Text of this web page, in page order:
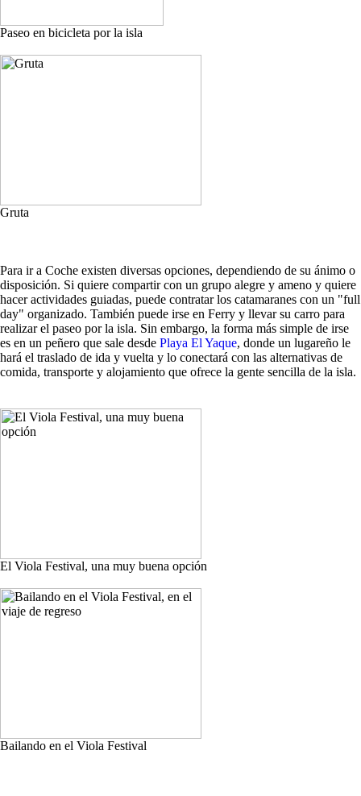
Paseo en bicicleta por la isla
Gruta
Para ir a Coche existen diversas opciones, dependiendo de su ánimo o
disposición. Si quiere compartir con un grupo alegre y ameno y quiere
hacer actividades guiadas, puede contratar los catamaranes con un "full
day" organizado. También puede irse en Ferry y llevar su carro para
realizar el paseo por la isla. Sin embargo, la forma más simple de irse
es en un peñero que sale desde Playa El Yaque, donde un lugareño le
hará el traslado de ida y vuelta y lo conectará con las alternativas de
comida, transporte y alojamiento que ofrece la gente sencilla de la isla.
El Viola Festival, una muy buena opción
Bailando en el Viola Festival